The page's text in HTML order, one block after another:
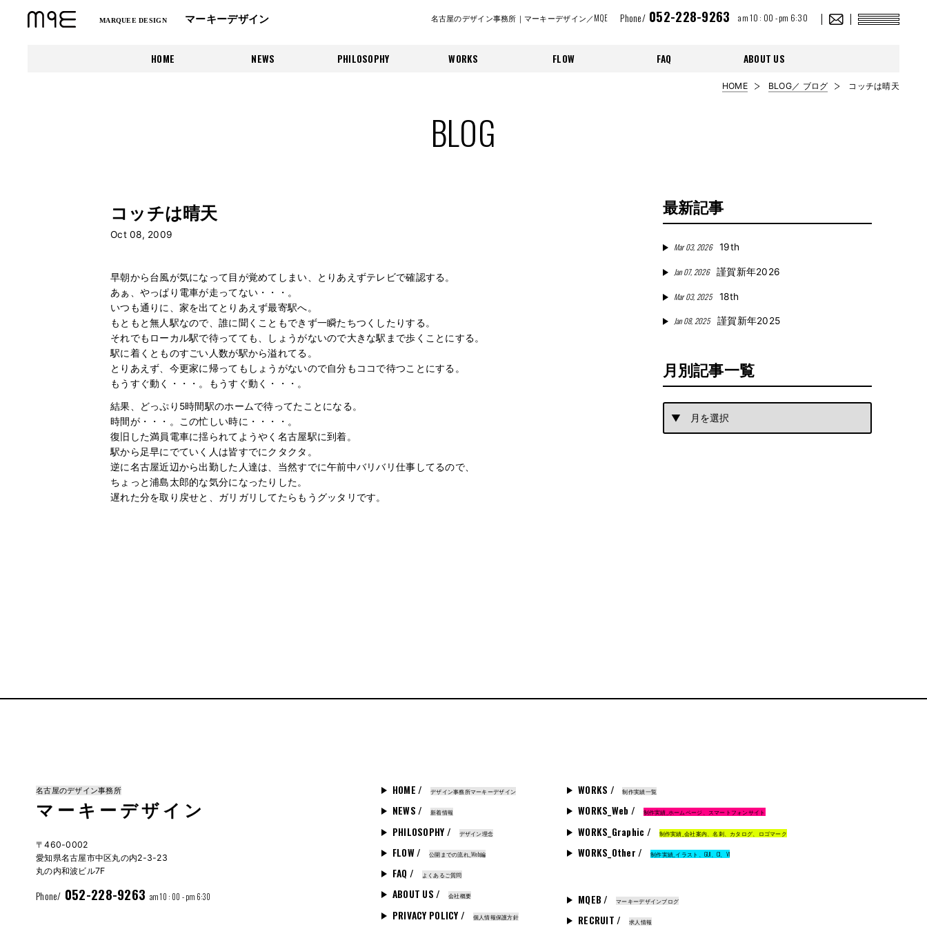
MARQUEE DESIGN マーキーデザイン 名古屋のデザイン事務所｜マーキーデザイン／MQE Phone/052-228-9263 am 10 : 00 - pm 6:30
HOME NEWS PHILOSOPHY WORKS FLOW FAQ ABOUT US
HOME BLOG／ ブログ コッチは晴天
BLOG
コッチは晴天
Oct 08, 2009
早朝から台風が気になって目が覚めてしまい、とりあえずテレビで確認する。
あぁ、やっぱり電車が走ってない・・・。
いつも通りに、家を出てとりあえず最寄駅へ。
もともと無人駅なので、誰に聞くこともできず一瞬たちつくしたりする。
それでもローカル駅で待ってても、しょうがないので大きな駅まで歩くことにする。
駅に着くとものすごい人数が駅から溢れてる。
とりあえず、今更家に帰ってもしょうがないので自分もココで待つことにする。
もうすぐ動く・・・。もうすぐ動く・・・。
結果、どっぷり5時間駅のホームで待ってたことになる。
時間が・・・。この忙しい時に・・・・。
復旧した満員電車に揺られてようやく名古屋駅に到着。
駅から足早にでていく人は皆すでにクタクタ。
逆に名古屋近辺から出勤した人達は、当然すでに午前中バリバリ仕事してるので、
ちょっと浦島太郎的な気分になったりした。
遅れた分を取り戻せと、ガリガリしてたらもうグッタリです。
最新記事
Mar 03, 2026 19th
Jan 07, 2026 謹賀新年2026
Mar 03, 2025 18th
Jan 08, 2025 謹賀新年2025
月別記事一覧
HOME / デザイン事務所マーキーデザイン
NEWS / 新着情報
PHILOSOPHY / デザイン理念
FLOW / 公開までの流れ_Web編
FAQ / よくあるご質問
ABOUT US / 会社概要
PRIVACY POLICY / 個人情報保護方針
WORKS / 制作実績一覧
WORKS_Web / 制作実績_ホームページ、スマートフォンサイト
WORKS_Graphic / 制作実績_会社案内、名刺、カタログ、ロゴマーク
WORKS_Other / 制作実績_イラスト、GUI、CI、VI
MQEB / マーキーデザインブログ
RECRUIT / 求人情報
名古屋のデザイン事務所
マーキーデザイン
〒460-0002
愛知県名古屋市中区丸の内2-3-23
丸の内和波ビル7F
Phone/ 052-228-9263 am 10 : 00 - pm 6:30